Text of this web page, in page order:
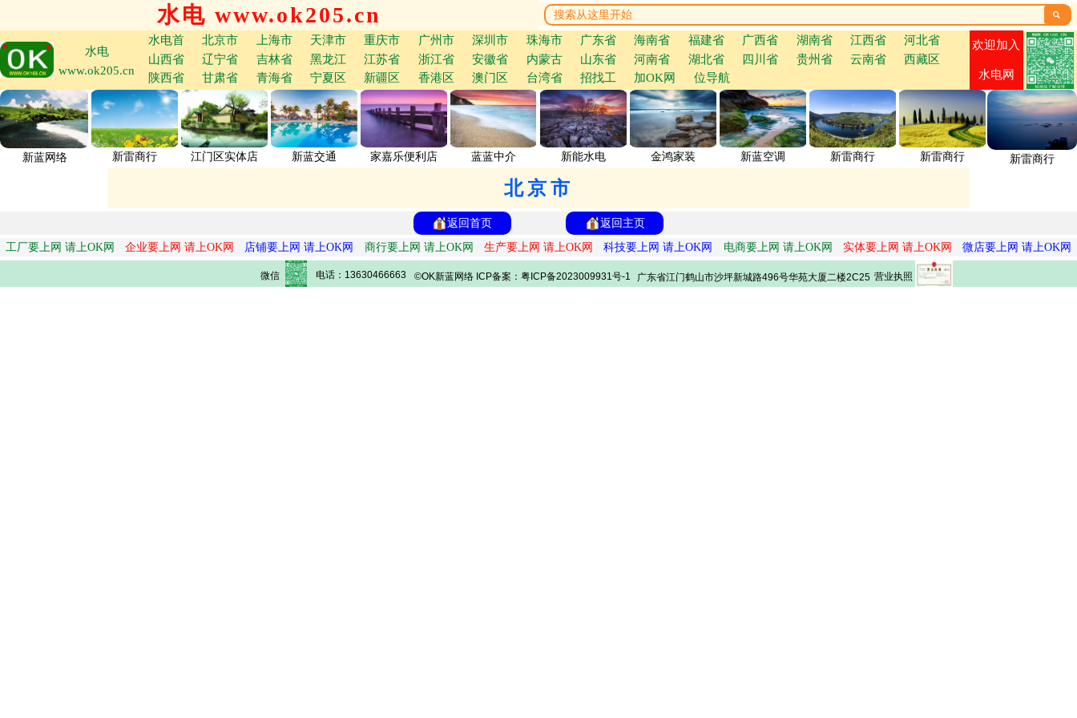
水电 www.ok205.cn 
水电
www.ok205.cn
水电首 北京市 上海市 天津市 重庆市 广州市 深圳市 珠海市 广东省 海南省 福建省 广西省 湖南省 江西省
河北省
山西省
辽宁省 吉林省 黑龙江 江苏省 浙江省 安徽省 内蒙古 山东省 河南省 湖北省 四川省 贵州省 云南省
西藏区
陕西省
甘肃省 青海省 宁夏区 新疆区 香港区 澳门区 台湾省 招找工 加OK网 位导航
欢迎加入
水电网
新蓝网络 新雷商行 江门区实体店 新蓝交通 家嘉乐便利店 蓝蓝中介 新能水电 金鸿家装 新蓝空调 新雷商行 新雷商行 新雷商行
北京市
返回首页
返回主页
工厂要上网 请上OK网
企业要上网 请上OK网 店铺要上网 请上OK网 商行要上网 请上OK网 生产要上网 请上OK网 科技要上网 请上OK网 电商要上网 请上OK网 实体要上网 请上OK网 微店要上网 请上OK网
微信 电话：13630466663 ©OK新蓝网络 ICP备案：粤ICP备2023009931号-1 广东省江门鹤山市沙坪新城路496号华苑大厦二楼2C25 营业执照